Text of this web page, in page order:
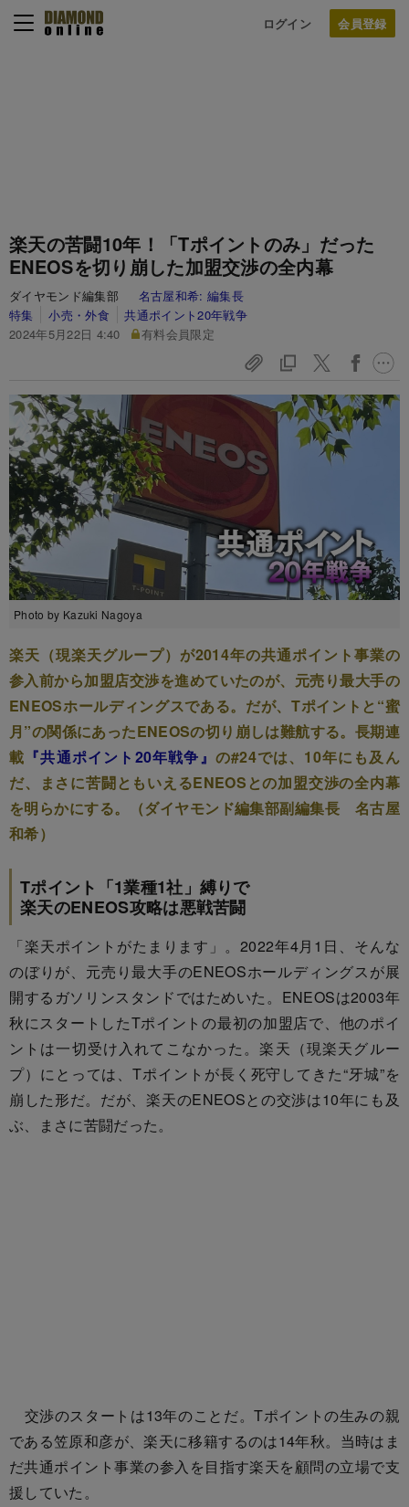
ログイン
楽天の苦闘10年！「Tポイントのみ」だった
ENEOSを切り崩した加盟交渉の全内幕
ダイヤモンド編集部 名古屋和希:編集長
特集
小売・外食
共通ポイント20年戦争
2024年5月22日 4:40
有料会員限定
Photo by Kazuki Nagoya
楽天（現楽天グループ）が2014年の共通ポイント事業の
参入前から加盟店交渉を進めていたのが、元売り最大手の
ENEOSホールディングスである。だが、Tポイントと“蜜
月”の関係にあったENEOSの切り崩しは難航する。長期連
載 『共通ポイント20年戦争』 の#24では、10年にも及ん
だ、まさに苦闘ともいえるENEOSとの加盟交渉の全内幕
を明らかにする。（ダイヤモンド編集部副編集長 名古屋
和希）
Tポイント「1業種1社」縛りで
楽天のENEOS攻略は悪戦苦闘
「楽天ポイントがたまります」。2022年4月1日、そんな
のぼりが、元売り最大手のENEOSホールディングスが展
開するガソリンスタンドではためいた。ENEOSは2003年
秋にスタートしたTポイントの最初の加盟店で、他のポイ
ントは一切受け入れてこなかった。楽天（現楽天グルー
プ）にとっては、Tポイントが長く死守してきた“牙城”を
崩した形だ。だが、楽天のENEOSとの交渉は10年にも及
ぶ、まさに苦闘だった。
交渉のスタートは13年のことだ。Tポイントの生みの親
である笠原和彦が、楽天に移籍するのは14年秋。当時はま
だ共通ポイント事業の参入を目指す楽天を顧問の立場で支
援していた。